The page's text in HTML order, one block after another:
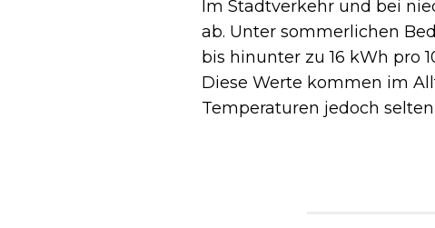
Im Stadtverkehr und bei
ab. Unter sommerlichen
bis hinunter zu 16 kWh pro
Diese Werte kommen im
Temperaturen jedoch selten